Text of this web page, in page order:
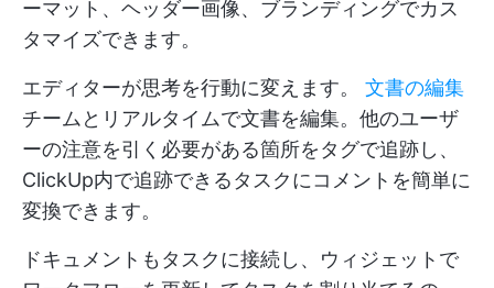
ーマット、ヘッダー画像、ブランディングでカス
タマイズできます。
エディターが思考を行動に変えます。 文書の編集
チームとリアルタイムで文書を編集。他のユーザ
ーの注意を引く必要がある箇所をタグで追跡し、
ClickUp内で追跡できるタスクにコメントを簡単に
変換できます。
ドキュメントもタスクに接続し、ウィジェットで